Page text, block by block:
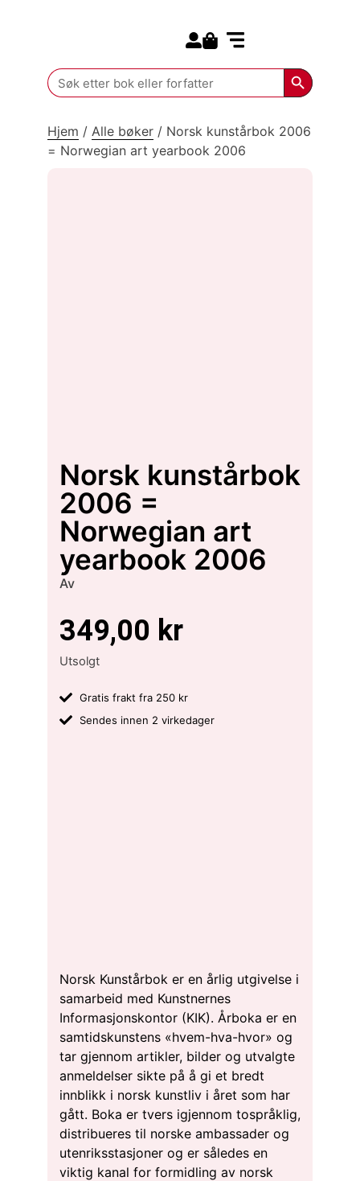
Search
for:
Search
Hjem / Alle bøker / Norsk kunstårbok 2006
= Norwegian art yearbook 2006
Norsk kunstårbok
2006 =
Norwegian art
yearbook 2006
Av
349,00 kr
Utsolgt
Gratis frakt fra 250 kr
Sendes innen 2 virkedager
Norsk Kunstårbok er en årlig utgivelse i
samarbeid med Kunstnernes
Informasjonskontor (KIK). Årboka er en
samtidskunstens «hvem-hva-hvor» og
tar gjennom artikler, bilder og utvalgte
anmeldelser sikte på å gi et bredt
innblikk i norsk kunstliv i året som har
gått. Boka er tvers igjennom tospråklig,
distribueres til norske ambassader og
utenriksstasjoner og er således en
viktig kanal for formidling av norsk